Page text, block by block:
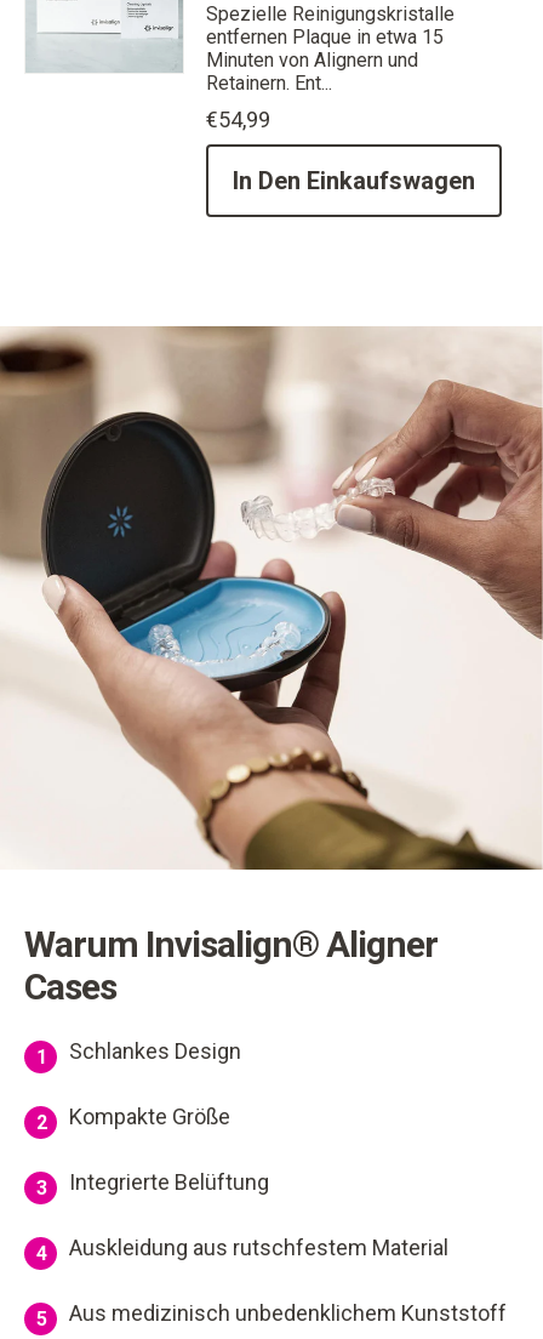
Spezielle Reinigungskristalle
entfernen Plaque in etwa 15
Minuten von Alignern und
Retainern. Ent...
€54,99
In Den Einkaufswagen
Warum Invisalign® Aligner
Cases
1 Schlankes Design
2 Kompakte Größe
3 Integrierte Belüftung
4 Auskleidung aus rutschfestem Material
5 Aus medizinisch unbedenklichem Kunststoff